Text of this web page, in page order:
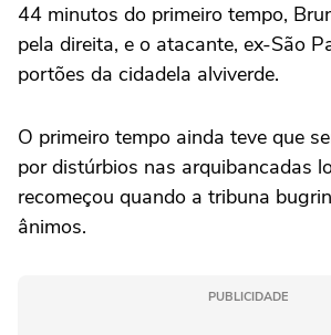
44 minutos do primeiro tempo,
pela direita, e o atacante, ex-São
portões da cidadela alviverde.
O primeiro tempo ainda teve que
por distúrbios nas arquibancadas
recomeçou quando a tribuna
ânimos.
PUBLICIDADE